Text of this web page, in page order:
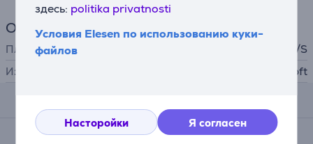
здесь: politika privatnosti
Условия Elesen по использованию куки-
файлов
Насторойки Я согласен
Общий параметр
Платформа
Xbox One / Series X/S
Издатель
Ubisoft
Комментарии
Средняя оценка